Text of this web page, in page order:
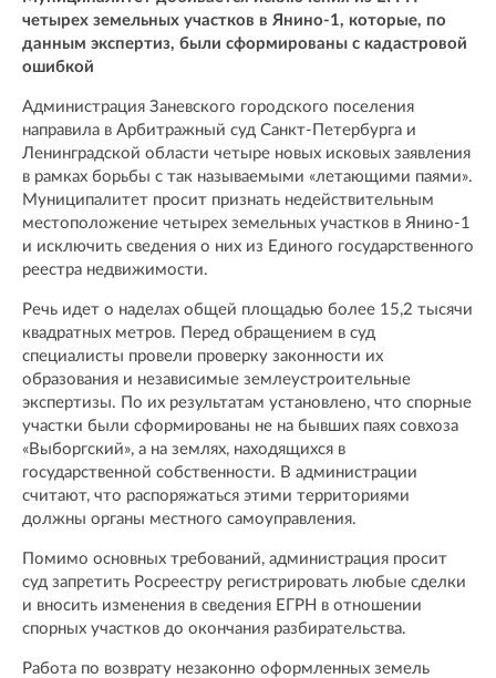
четырех земельных участков в Янино-1, которые, по
данным экспертиз, были сформированы с кадастровой
ошибкой
Администрация Заневского городского поселения
направила в Арбитражный суд Санкт-Петербурга и
Ленинградской области четыре новых исковых заявления
в рамках борьбы с так называемыми «летающими паями».
Муниципалитет просит признать недействительным
местоположение четырех земельных участков в Янино-1
и исключить сведения о них из Единого государственного
реестра недвижимости.
Речь идет о наделах общей площадью более 15,2 тысячи
квадратных метров. Перед обращением в суд
специалисты провели проверку законности их
образования и независимые землеустроительные
экспертизы. По их результатам установлено, что спорные
участки были сформированы не на бывших паях совхоза
«Выборгский», а на землях, находящихся в
государственной собственности. В администрации
считают, что распоряжаться этими территориями
должны органы местного самоуправления.
Помимо основных требований, администрация просит
суд запретить Росреестру регистрировать любые сделки
и вносить изменения в сведения ЕГРН в отношении
спорных участков до окончания разбирательства.
Работа по возврату незаконно оформленных земель